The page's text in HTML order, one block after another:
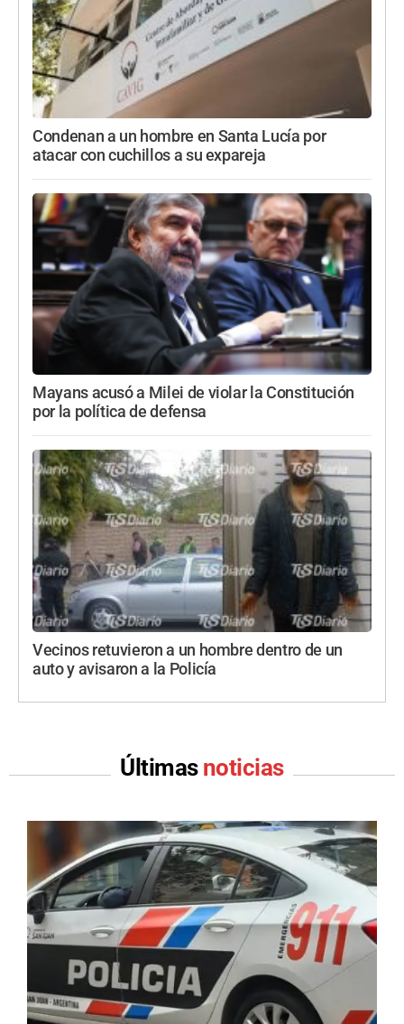
Condenan a un hombre en Santa Lucía por
atacar con cuchillos a su expareja
Mayans acusó a Milei de violar la Constitución
por la política de defensa
Vecinos retuvieron a un hombre dentro de un
auto y avisaron a la Policía
Últimas noticias